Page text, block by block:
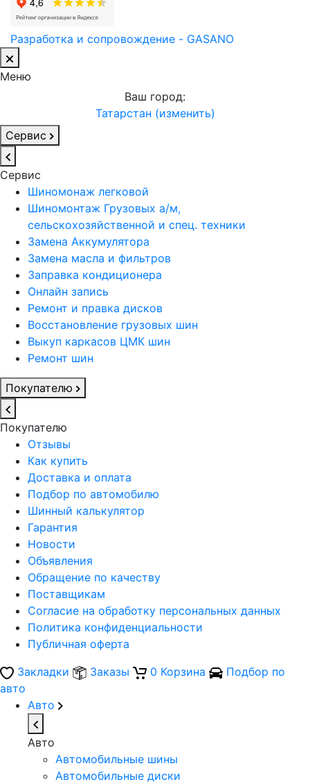
Разработка и сопровождение - GASANO
Меню
Ваш город:
Татарстан (изменить)
Сервис
Сервис
Шиномонаж легковой
Шиномонтаж Грузовых а/м,
сельскохозяйственной и спец. техники
Замена Аккумулятора
Замена масла и фильтров
Заправка кондиционера
Онлайн запись
Ремонт и правка дисков
Восстановление грузовых шин
Выкуп каркасов ЦМК шин
Ремонт шин
Покупателю
Покупателю
Отзывы
Как купить
Доставка и оплата
Подбор по автомобилю
Шинный калькулятор
Гарантия
Новости
Объявления
Обращение по качеству
Поставщикам
Согласие на обработку персональных данных
Политика конфиденциальности
Публичная оферта
Закладки
Заказы 0 Корзина
Подбор по
авто
Авто
Авто
Автомобильные шины
Автомобильные диски